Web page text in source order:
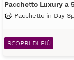
Pacchetto Luxury a
Pacchetto in Day
SCOPRI DI PIÙ